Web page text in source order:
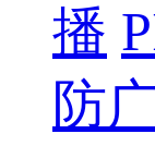
播
防